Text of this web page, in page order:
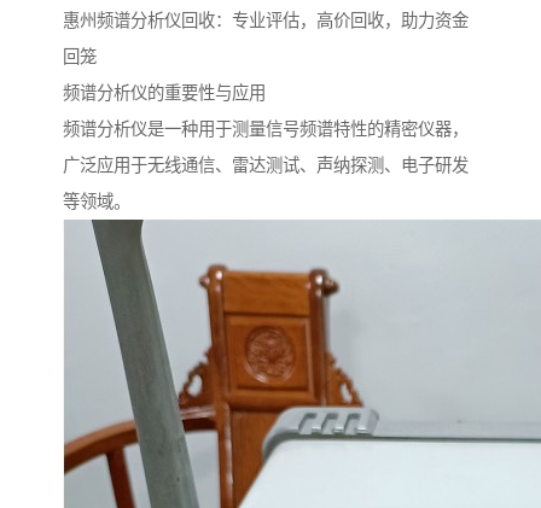
惠州频谱分析仪回收：专业评估，高价回收，助力资金
回笼
频谱分析仪的重要性与应用
频谱分析仪是一种用于测量信号频谱特性的精密仪器，
广泛应用于无线通信、雷达测试、声纳探测、电子研发
等领域。